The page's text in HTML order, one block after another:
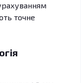
точне